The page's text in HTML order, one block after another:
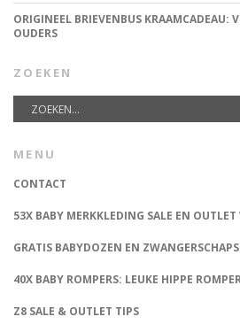
ORIGINEEL BRIEVENBUS KRAAMCADEAU:
OUDERS
ZOEKEN
MENU
CONTACT
53X BABY MERKKLEDING SALE EN OUTLET
GRATIS BABYDOZEN EN
40X BABY ROMPERS: LEUKE HIPPE
Z8 SALE & OUTLET TIPS